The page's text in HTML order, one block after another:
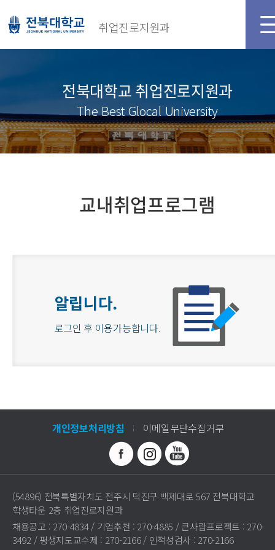
취업진로지원과
전북대학교 취업진로지원과
The Best Glocal University
교내취업프로그램
알립니다.
로그인 후 이용가능합니다.
개인정보처리방침 이메일무단수집거부
(54896) 전북특별자치도 전주시 덕진구 백제대로 567 전북대학교
학생타운 2층 취업진로지원과
채용공고 : 270-4834 / 기업추천 : 270-4885 / 큰사람프로젝트 : 270-
3492 / 평생지도교수제 : 270-2166 / 인적성검사 : 270-2166